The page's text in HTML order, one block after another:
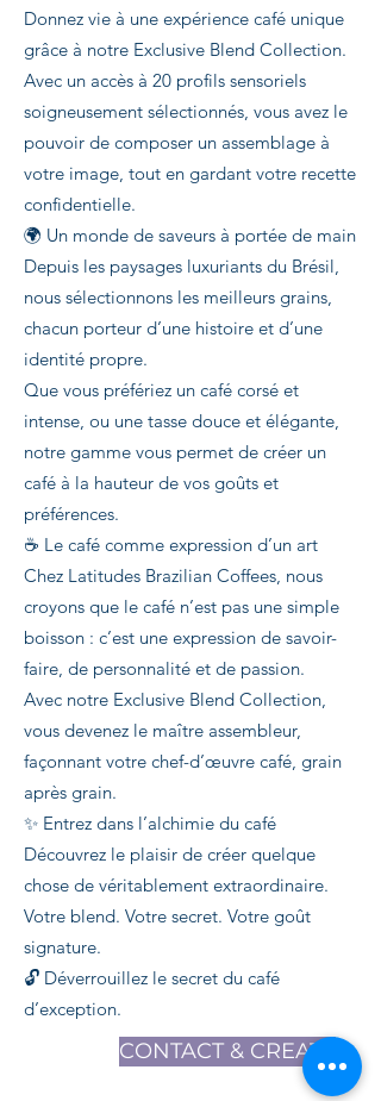
Donnez vie à une expérience café unique
grâce à notre Exclusive Blend Collection.
Avec un accès à 20 profils sensoriels
soigneusement sélectionnés, vous avez le
pouvoir de composer un assemblage à
votre image, tout en gardant votre recette
confidentielle.
🌍 Un monde de saveurs à portée de main
Depuis les paysages luxuriants du Brésil,
nous sélectionnons les meilleurs grains,
chacun porteur d’une histoire et d’une
identité propre.
Que vous préfériez un café corsé et
intense, ou une tasse douce et élégante,
notre gamme vous permet de créer un
café à la hauteur de vos goûts et
préférences.
☕ Le café comme expression d’un art
Chez Latitudes Brazilian Coffees, nous
croyons que le café n’est pas une simple
boisson : c’est une expression de savoir-
faire, de personnalité et de passion.
Avec notre Exclusive Blend Collection,
vous devenez le maître assembleur,
façonnant votre chef-d’œuvre café, grain
après grain.
✨ Entrez dans l’alchimie du café
Découvrez le plaisir de créer quelque
chose de véritablement extraordinaire.
Votre blend. Votre secret. Votre goût
signature.
🔓 Déverrouillez le secret du café
d’exception.
CONTACT & CREATE